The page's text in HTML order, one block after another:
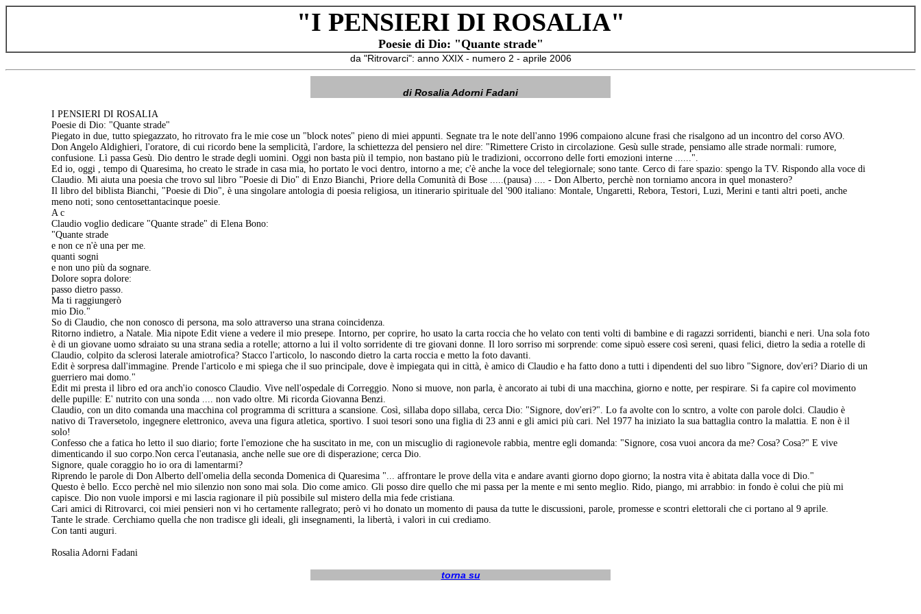
"I PENSIERI DI ROSALIA"
Poesie di Dio: "Quante strade"
da "Ritrovarci": anno XXIX - numero 2 - aprile 2006
di Rosalia Adorni Fadani
I PENSIERI DI ROSALIA
Poesie di Dio: "Quante strade"
Piegato in due, tutto spiegazzato, ho ritrovato fra le mie cose un "block notes" pieno di miei appunti. Segnate tra le note dell'anno 1996 compaiono alcune frasi che risalgono ad un incontro del corso AVO.
Don Angelo Aldighieri, l'oratore, di cui ricordo bene la semplicità, l'ardore, la schiettezza del pensiero nel dire: "Rimettere Cristo in circolazione. Gesù sulle strade, pensiamo alle strade normali: rumore,
confusione. Lì passa Gesù. Dio dentro le strade degli uomini. Oggi non basta più il tempio, non bastano più le tradizioni, occorrono delle forti emozioni interne ......".
Ed io, oggi , tempo di Quaresima, ho creato le strade in casa mia, ho portato le voci dentro, intorno a me; c'è anche la voce del telegiornale; sono tante. Cerco di fare spazio: spengo la TV. Rispondo alla voce di
Claudio. Mi aiuta una poesia che trovo sul libro "Poesie di Dio" di Enzo Bianchi, Priore della Comunità di Bose .....(pausa) .... - Don Alberto, perchè non torniamo ancora in quel monastero?
Il libro del biblista Bianchi, "Poesie di Dio", è una singolare antologia di poesia religiosa, un itinerario spirituale del '900 italiano: Montale, Ungaretti, Rebora, Testori, Luzi, Merini e tanti altri poeti, anche
meno noti; sono centosettantacinque poesie.
A c
Claudio voglio dedicare "Quante strade" di Elena Bono:
"Quante strade
e non ce n'è una per me.
quanti sogni
e non uno più da sognare.
Dolore sopra dolore:
passo dietro passo.
Ma ti raggiungerò
mio Dio."
So di Claudio, che non conosco di persona, ma solo attraverso una strana coincidenza.
Ritorno indietro, a Natale. Mia nipote Edit viene a vedere il mio presepe. Intorno, per coprire, ho usato la carta roccia che ho velato con tenti volti di bambine e di ragazzi sorridenti, bianchi e neri. Una sola foto
è di un giovane uomo sdraiato su una strana sedia a rotelle; attorno a lui il volto sorridente di tre giovani donne. Il loro sorriso mi sorprende: come sipuò essere così sereni, quasi felici, dietro la sedia a rotelle di
Claudio, colpito da sclerosi laterale amiotrofica? Stacco l'articolo, lo nascondo dietro la carta roccia e metto la foto davanti.
Edit è sorpresa dall'immagine. Prende l'articolo e mi spiega che il suo principale, dove è impiegata qui in città, è amico di Claudio e ha fatto dono a tutti i dipendenti del suo libro "Signore, dov'eri? Diario di un
guerriero mai domo."
Edit mi presta il libro ed ora anch'io conosco Claudio. Vive nell'ospedale di Correggio. Nono si muove, non parla, è ancorato ai tubi di una macchina, giorno e notte, per respirare. Si fa capire col movimento
delle pupille: E' nutrito con una sonda .... non vado oltre. Mi ricorda Giovanna Benzi.
Claudio, con un dito comanda una macchina col programma di scrittura a scansione. Così, sillaba dopo sillaba, cerca Dio: "Signore, dov'eri?". Lo fa avolte con lo scntro, a volte con parole dolci. Claudio è
nativo di Traversetolo, ingegnere elettronico, aveva una figura atletica, sportivo. I suoi tesori sono una figlia di 23 anni e gli amici più cari. Nel 1977 ha iniziato la sua battaglia contro la malattia. E non è il
solo!
Confesso che a fatica ho letto il suo diario; forte l'emozione che ha suscitato in me, con un miscuglio di ragionevole rabbia, mentre egli domanda: "Signore, cosa vuoi ancora da me? Cosa? Cosa?" E vive
dimenticando il suo corpo.Non cerca l'eutanasia, anche nelle sue ore di disperazione; cerca Dio.
Signore, quale coraggio ho io ora di lamentarmi?
Riprendo le parole di Don Alberto dell'omelia della seconda Domenica di Quaresima "... affrontare le prove della vita e andare avanti giorno dopo giorno; la nostra vita è abitata dalla voce di Dio."
Questo è bello. Ecco perchè nel mio silenzio non sono mai sola. Dio come amico. Gli posso dire quello che mi passa per la mente e mi sento meglio. Rido, piango, mi arrabbio: in fondo è colui che più mi
capisce. Dio non vuole imporsi e mi lascia ragionare il più possibile sul mistero della mia fede cristiana.
Cari amici di Ritrovarci, coi miei pensieri non vi ho certamente rallegrato; però vi ho donato un momento di pausa da tutte le discussioni, parole, promesse e scontri elettorali che ci portano al 9 aprile.
Tante le strade. Cerchiamo quella che non tradisce gli ideali, gli insegnamenti, la libertà, i valori in cui crediamo.
Con tanti auguri.
Rosalia Adorni Fadani
torna su